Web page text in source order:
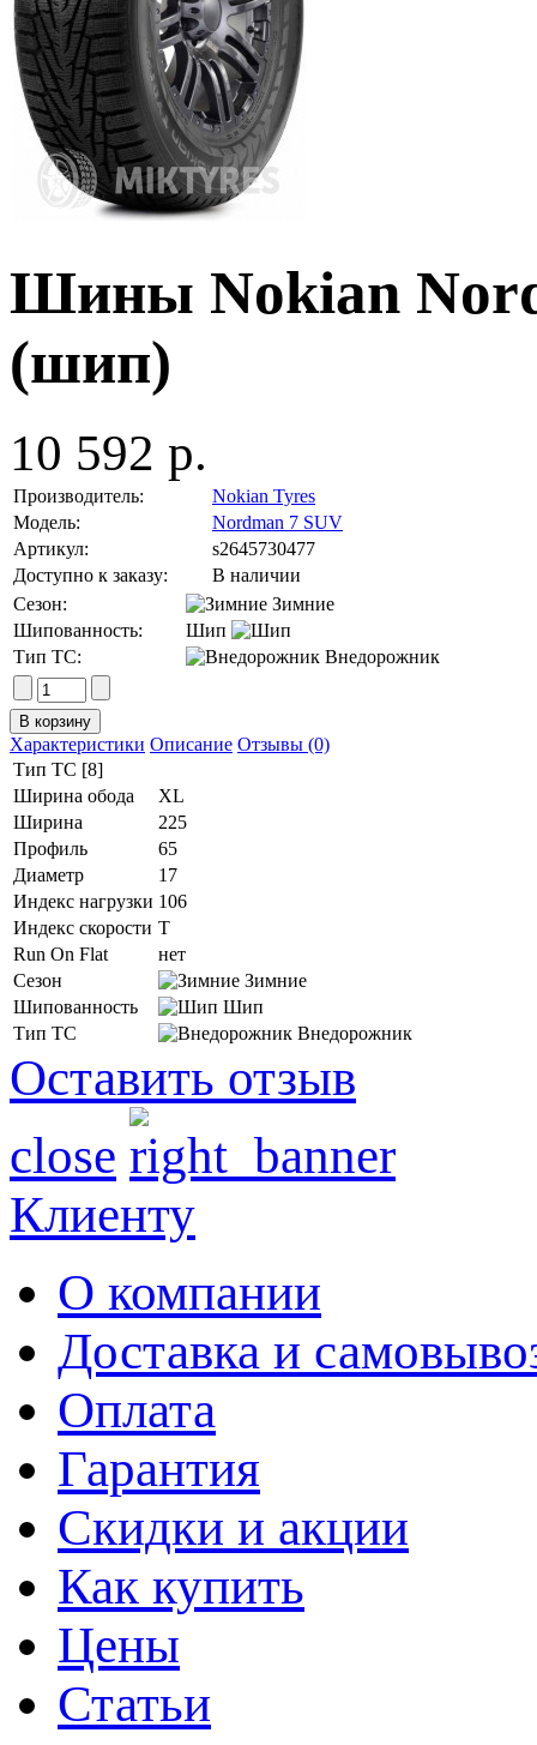
Шины Nokian
(шип)
10 592 р.
Производитель:
Nokian Tyres
Модель:
Nordman 7 SUV
Артикул:
s2645730477
Доступно к заказу:
В наличии
Сезон:
Зимние
Шипованность:
Шип
Тип ТС:
Внедорожник
Характеристики Описание Отзывы (0)
Тип ТС [8]
Ширина обода
XL
Ширина
225
Профиль
65
Диаметр
17
Индекс нагрузки 106
Индекс скорости T
Run On Flat
нет
Сезон
Зимние
Шипованность
Шип
Тип ТС
Внедорожник
Оставить отзыв
close
Клиенту
О компании
Доставка и
Оплата
Гарантия
Скидки и акции
Как купить
Цены
Статьи